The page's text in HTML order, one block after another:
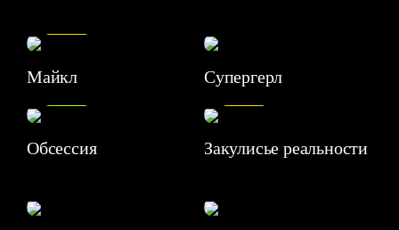
Майкл Супергерл
8.2
Обсессия
7.1
Закулисье реальности